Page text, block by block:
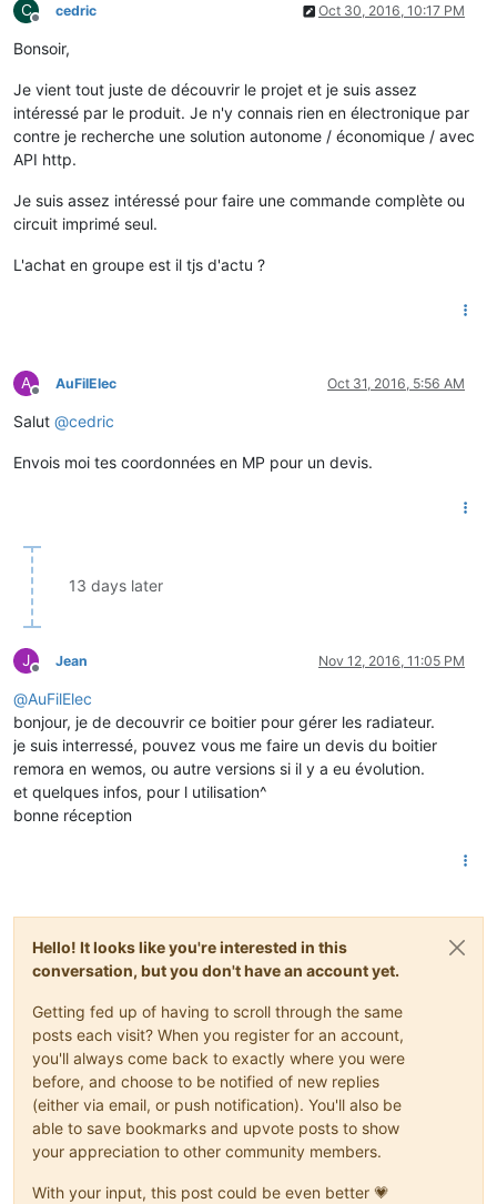
C
Offline
cedric Oct 30, 2016, 10:17 PM
Bonsoir,
Je vient tout juste de découvrir le projet et je suis assez
intéressé par le produit. Je n'y connais rien en électronique par
contre je recherche une solution autonome / économique / avec
API http.
Je suis assez intéressé pour faire une commande complète ou
circuit imprimé seul.
L'achat en groupe est il tjs d'actu ?
A
Offline
AuFilElec Oct 31, 2016, 5:56 AM
Salut @cedric
Envois moi tes coordonnées en MP pour un devis.
13 days later
J
Offline
Jean Nov 12, 2016, 11:05 PM
@AuFilElec
bonjour, je de decouvrir ce boitier pour gérer les radiateur.
je suis interressé, pouvez vous me faire un devis du boitier
remora en wemos, ou autre versions si il y a eu évolution.
et quelques infos, pour l utilisation^
bonne réception
Hello! It looks like you're interested in this
conversation, but you don't have an account yet.
Getting fed up of having to scroll through the same
posts each visit? When you register for an account,
you'll always come back to exactly where you were
before, and choose to be notified of new replies
(either via email, or push notification). You'll also be
able to save bookmarks and upvote posts to show
your appreciation to other community members.
With your input, this post could be even better 💗